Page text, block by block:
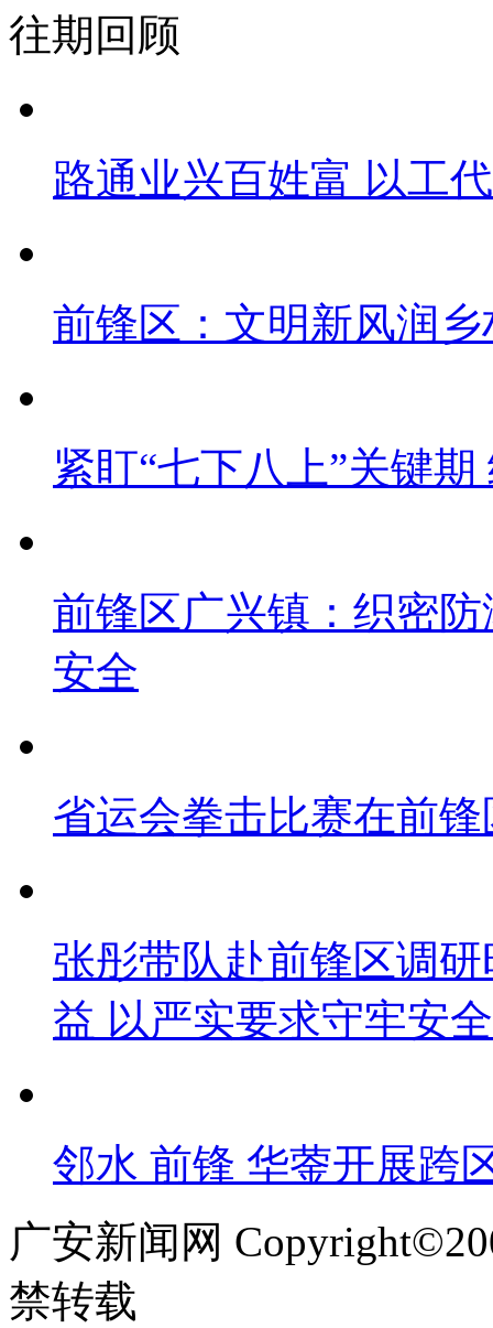
往期回顾
路通业兴百姓富 以工
前锋区：文明新风润
紧盯“七下八上”关键
前锋区广兴镇：织密
安全
省运会拳击比赛在前
张彤带队赴前锋区调
益 以严实要求守牢安
邻水 前锋 华蓥开展跨
广安新闻网
禁转载